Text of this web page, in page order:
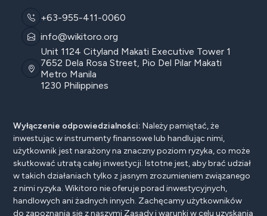
+63-955-411-0060
info@wikitoro.org
Unit 1124 Cityland Makati Executive Tower 1
7652 Dela Rosa Street, Pio Del Pilar Makati
Metro Manila
1230 Philippines
Wyłączenie odpowiedzialności: Należy pamiętać, że
inwestując w instrumenty finansowe lub handlując nimi,
użytkownik jest narażony na znaczny poziom ryzyka, co może
skutkować utratą całej inwestycji. Istotne jest, aby brać udział
w takich działaniach tylko z jasnym zrozumieniem związanego
z nimi ryzyka. Wikitoro nie oferuje porad inwestycyjnych,
handlowych ani żadnych innych. Zachęcamy użytkowników
do zapoznania się z naszymi Zasady i warunkiw celu uzyskania